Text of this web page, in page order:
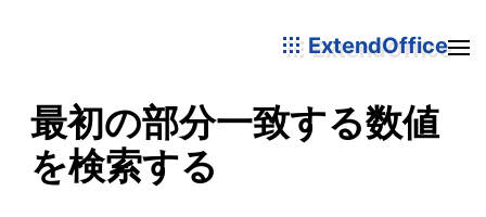
ExtendOffice
最初の部分一致する数値
を検索する